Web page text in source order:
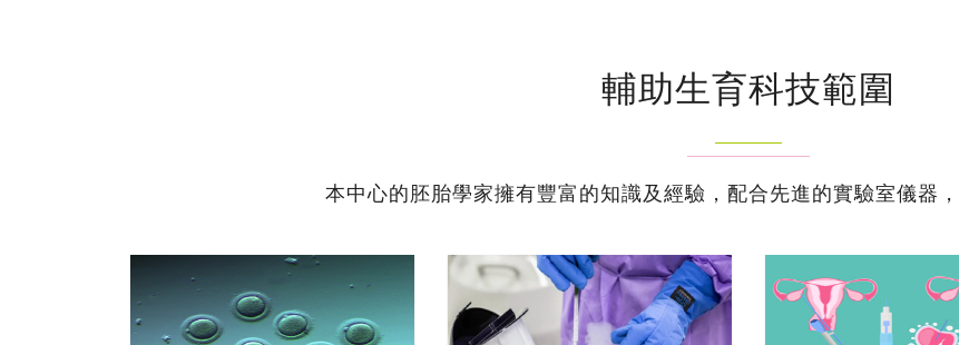
輔助生育科技範圍
本中心的胚胎學家擁有豐富的知識及經驗，配合先進的實驗室儀器